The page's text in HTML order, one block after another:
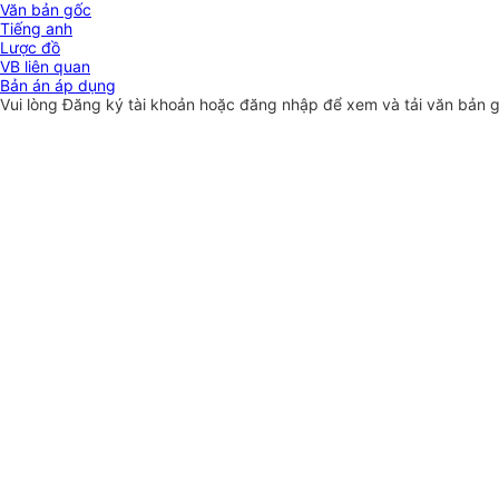
Văn bản gốc
Tiếng anh
Lược đồ
VB liên quan
Bản án áp dụng
Vui lòngĐăng ký tài khoản hoặc đăng nhập để xem và tải văn bản